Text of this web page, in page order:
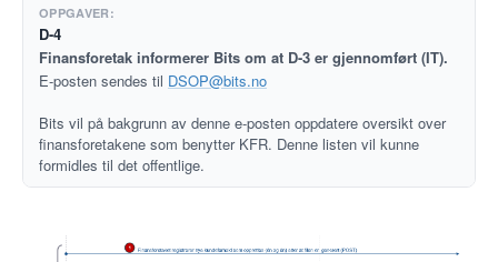
D-4
Finansforetak informerer Bits om at D-3 er gjennomført (IT).
E-posten sendes til DSOP@bits.no
Bits vil på bakgrunn av denne e-posten oppdatere oversikt over
finansforetakene som benytter KFR. Denne listen vil kunne
formidles til det offentlige.